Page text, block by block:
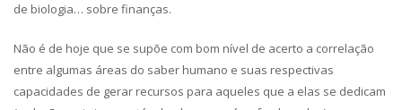
de biologia… sobre finanças.
Não é de hoje que se supõe com bom nível de acerto a correlação
entre algumas áreas do saber humano e suas respectivas
capacidades de gerar recursos para aqueles que a elas se dedicam